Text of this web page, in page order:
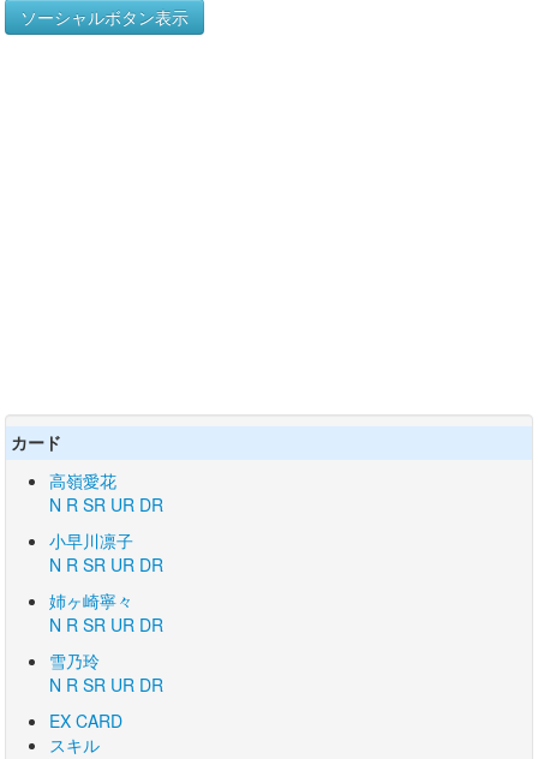
ソーシャルボタン表示
カード
高嶺愛花
N R SR UR DR
小早川凛子
N R SR UR DR
姉ヶ崎寧々
N R SR UR DR
雪乃玲
N R SR UR DR
EX CARD
スキル